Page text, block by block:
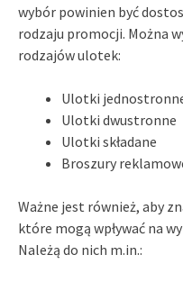
wybór powinien być
rodzaju promocji. Można
rodzajów ulotek:
Ulotki
Ulotki dwustronne
Ulotki składane
Broszury
Ważne jest również, aby
które mogą wpływać na
Należą do nich m.in.: